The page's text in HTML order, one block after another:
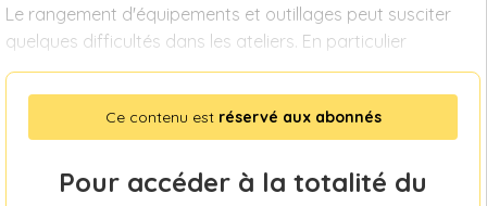
Le rangement d'équipements et outillages peut susciter
quelques difficultés dans les ateliers. En particulier
Ce contenu est réservé aux abonnés
Pour accéder à la totalité du